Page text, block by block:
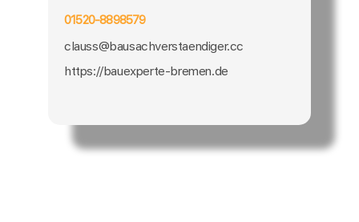
01520-8898579
clauss@bausachverstaendiger.cc
https://bauexperte-bremen.de